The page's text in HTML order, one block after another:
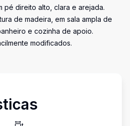
pé direito alto, clara e arejada.
de madeira, em sala ampla de
e cozinha de apoio.
modificados.